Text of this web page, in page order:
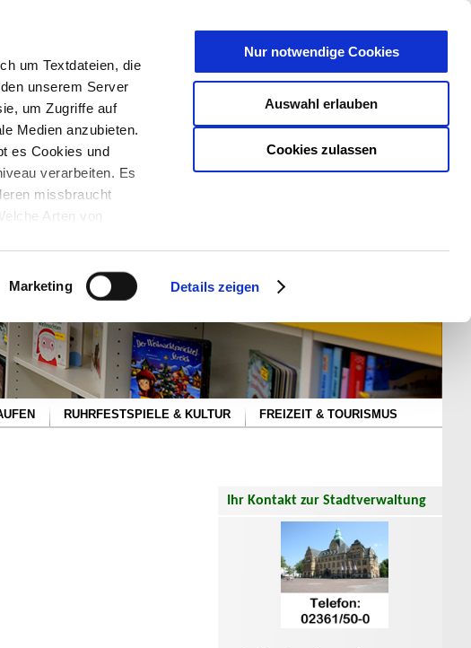
um Textdateien, die
unserem Server
um Zugriffe auf
Medien anzubieten.
es Cookies und
verarbeiten. Es
missbraucht
Arten von
Cookies kann
Marketing Details zeigen
Cookies zulassen
Auswahl erlauben
Nur notwendige Cookies
SCHRIFTGRÖßE:
RUHRFESTSPIELE & KULTUR FREIZEIT & TOURISMUS
Ihr Kontakt zur Stadtverwaltung